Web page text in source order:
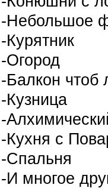
-Небольшое
-Курятник
-Огород
-Балкон чтоб
-Кузница
-
-Кухня с
-Спальня
-И многое